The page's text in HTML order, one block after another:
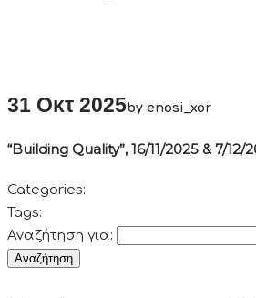
31 Οκτ 2025by enosi_xor
“Building Quality”, 16/11/2025 & 7/12/
Categories:
Tags:
Αναζήτηση για: